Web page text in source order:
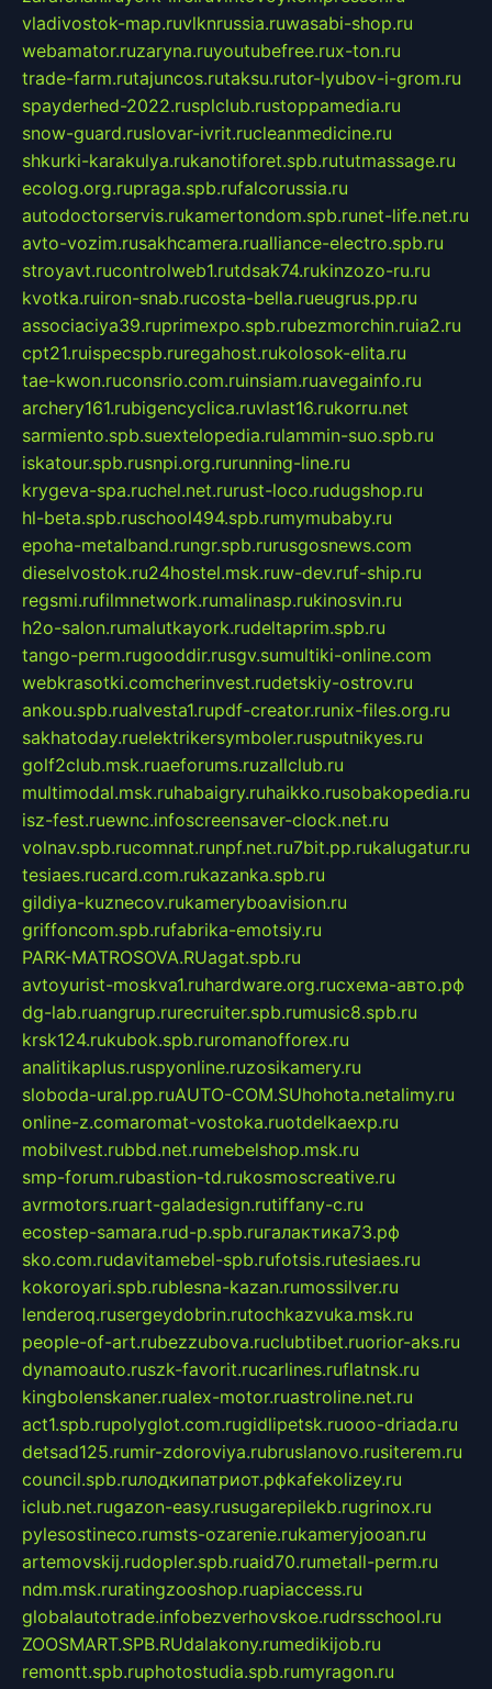
vladivostok-map.ruvlknrussia.ruwasabi-shop.ru
webamator.ruzaryna.ruyoutubefree.rux-ton.ru
trade-farm.rutajuncos.rutaksu.rutor-lyubov-i-grom.ru
spayderhed-2022.rusplclub.rustoppamedia.ru
snow-guard.ruslovar-ivrit.rucleanmedicine.ru
shkurki-karakulya.rukanotiforet.spb.rututmassage.ru
ecolog.org.rupraga.spb.rufalcorussia.ru
autodoctorservis.rukamertondom.spb.runet-life.net.ru
avto-vozim.rusakhcamera.rualliance-electro.spb.ru
stroyavt.rucontrolweb1.rutdsak74.rukinzozo-ru.ru
kvotka.ruiron-snab.rucosta-bella.rueugrus.pp.ru
associaciya39.ruprimexpo.spb.rubezmorchin.ruia2.ru
cpt21.ruispecspb.ruregahost.rukolosok-elita.ru
tae-kwon.ruconsrio.com.ruinsiam.ruavegainfo.ru
archery161.rubigencyclica.ruvlast16.rukorru.net
sarmiento.spb.suextelopedia.rulammin-suo.spb.ru
iskatour.spb.rusnpi.org.rurunning-line.ru
krygeva-spa.ruchel.net.rurust-loco.rudugshop.ru
hl-beta.spb.ruschool494.spb.rumymubaby.ru
epoha-metalband.rungr.spb.rurusgosnews.com
dieselvostok.ru24hostel.msk.ruw-dev.ruf-ship.ru
regsmi.rufilmnetwork.rumalinasp.rukinosvin.ru
h2o-salon.rumalutkayork.rudeltaprim.spb.ru
tango-perm.rugooddir.rusgv.sumultiki-online.com
webkrasotki.comcherinvest.rudetskiy-ostrov.ru
ankou.spb.rualvesta1.rupdf-creator.runix-files.org.ru
sakhatoday.ruelektrikersymboler.rusputnikyes.ru
golf2club.msk.ruaeforums.ruzallclub.ru
multimodal.msk.ruhabaigry.ruhaikko.rusobakopedia.ru
isz-fest.ruewnc.infoscreensaver-clock.net.ru
volnav.spb.rucomnat.runpf.net.ru7bit.pp.rukalugatur.ru
tesiaes.rucard.com.rukazanka.spb.ru
gildiya-kuznecov.rukameryboavision.ru
griffoncom.spb.rufabrika-emotsiy.ru
PARK-MATROSOVA.RUagat.spb.ru
avtoyurist-moskva1.ruhardware.org.ruсхема-авто.рф
dg-lab.ruangrup.rurecruiter.spb.rumusic8.spb.ru
krsk124.rukubok.spb.ruromanofforex.ru
analitikaplus.ruspyonline.ruzosikamery.ru
sloboda-ural.pp.ruAUTO-COM.SUhohota.netalimy.ru
online-z.comaromat-vostoka.ruotdelkaexp.ru
mobilvest.rubbd.net.rumebelshop.msk.ru
smp-forum.rubastion-td.rukosmoscreative.ru
avrmotors.ruart-galadesign.rutiffany-c.ru
ecostep-samara.rud-p.spb.ruгалактика73.рф
sko.com.rudavitamebel-spb.rufotsis.rutesiaes.ru
kokoroyari.spb.rublesna-kazan.rumossilver.ru
lenderoq.rusergeydobrin.rutochkazvuka.msk.ru
people-of-art.rubezzubova.ruclubtibet.ruorior-aks.ru
dynamoauto.ruszk-favorit.rucarlines.ruflatnsk.ru
kingbolenskaner.rualex-motor.ruastroline.net.ru
act1.spb.rupolyglot.com.rugidlipetsk.ruooo-driada.ru
detsad125.rumir-zdoroviya.rubruslanovo.rusiterem.ru
council.spb.ruлодкипатриот.рфkafekolizey.ru
iclub.net.rugazon-easy.rusugarepilekb.rugrinox.ru
pylesostineco.rumsts-ozarenie.rukameryjooan.ru
artemovskij.rudopler.spb.ruaid70.rumetall-perm.ru
ndm.msk.ruratingzooshop.ruapiaccess.ru
globalautotrade.infobezverhovskoe.rudrsschool.ru
ZOOSMART.SPB.RUdalakony.rumedikijob.ru
remontt.spb.ruphotostudia.spb.rumyragon.ru